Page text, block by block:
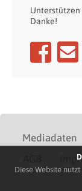
Unterstützen
Danke!
Mediadaten
Diese Website